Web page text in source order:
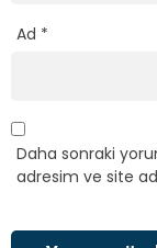
Ad *
Daha sonraki
adresim ve site